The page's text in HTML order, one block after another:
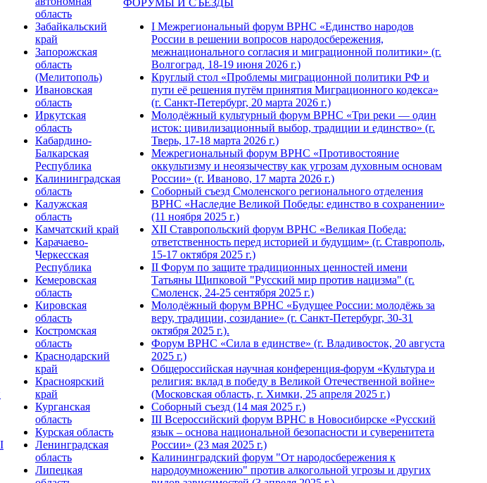
область
Забайкальский
край
Запорожская
область
(Мелитополь)
Ивановская
область
Иркутская
область
Кабардино-
Балкарская
Республика
Калининградская
область
Калужская
область
Камчатский край
Карачаево-
Черкесская
Республика
Кемеровская
область
Кировская
область
Костромская
область
Краснодарский
край
Красноярский
край
Курганская
область
Курская область
Ленинградская
область
Липецкая
ФОРУМЫ И СЪЕЗДЫ
I Межрегиональный форум ВРНС «Единство народов
России в решении вопросов народосбережения,
межнационального согласия и миграционной политики» (г.
Волгоград, 18-19 июня 2026 г.)
Круглый стол «Проблемы миграционной политики РФ и
пути её решения путём принятия Миграционного кодекса»
(г. Санкт-Петербург, 20 марта 2026 г.)
Молодёжный культурный форум ВРНС «Три реки — один
исток: цивилизационный выбор, традиции и единство» (г.
Тверь, 17-18 марта 2026 г.)
Межрегиональный форум ВРНС «Противостояние
оккультизму и неоязычеству как угрозам духовным основам
России» (г. Иваново, 17 марта 2026 г.)
Соборный съезд Смоленского регионального отделения
ВРНС «Наследие Великой Победы: единство в сохранении»
(11 ноября 2025 г.)
XII Ставропольский форум ВРНС «Великая Победа:
ответственность перед историей и будущим» (г. Ставрополь,
15-17 октября 2025 г.)
II Форум по защите традиционных ценностей имени
Татьяны Щипковой "Русский мир против нацизма" (г.
Смоленск, 24-25 сентября 2025 г.)
Молодёжный форум ВРНС «Будущее России: молодёжь за
веру, традиции, созидание» (г. Санкт-Петербург, 30-31
октября 2025 г.).
Форум ВРНС «Сила в единстве» (г. Владивосток, 20 августа
2025 г.)
Общероссийская научная конференция-форум «Культура и
религия: вклад в победу в Великой Отечественной войне»
(Московская область, г. Химки, 25 апреля 2025 г.)
Соборный съезд (14 мая 2025 г.)
III Всероссийский форум ВРНС в Новосибирске «Русский
язык – основа национальной безопасности и суверенитета
России» (23 мая 2025 г.)
Калининградский форум "От народосбережения к
народоумножению" против алкогольной угрозы и других